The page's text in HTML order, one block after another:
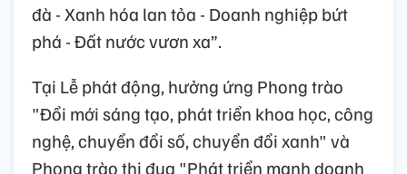
đà - Xanh hóa lan tỏa - Doanh nghiệp bứt
phá - Đất nước vươn xa”.
Tại Lễ phát động, hưởng ứng Phong trào
"Đổi mới sáng tạo, phát triển khoa học, công
nghệ, chuyển đổi số, chuyển đổi xanh" và
Phong trào thi đua "Phát triển mạnh doanh